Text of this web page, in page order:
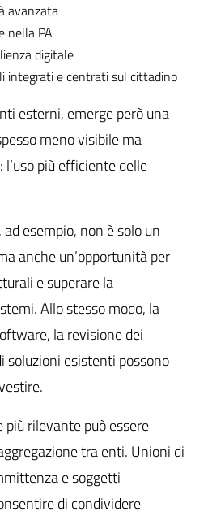
avanzata
nella PA
digitale
integrati e centrati sul cittadino
esterni, emerge però una
meno visibile ma
più efficiente delle
esempio, non è solo un
anche un’opportunità per
e superare la
Allo stesso modo, la
la revisione dei
soluzioni esistenti possono
rilevante può essere
tra enti. Unioni di
e soggetti
di condividere